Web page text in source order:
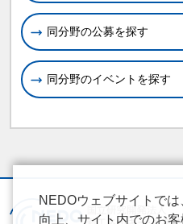
同分野の公募を探す
同分野のイベントを探す
NEDOウェブサイトで
向上、サイト内でのお